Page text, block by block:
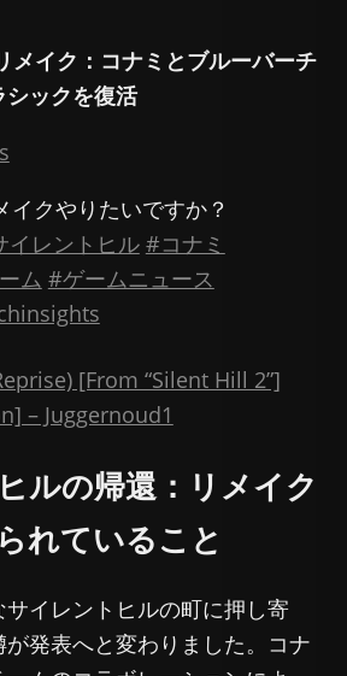
メイク：コナミとブルーバーチ
シックを復活
クやりたいですか？
イレントヒル #コナミ
ム #ゲームニュース
[From “Silent Hill 2”]
– Juggernoud1
ルの帰還：リメイク
れていること
イレントヒルの町に押し寄
発表へと変わりました。コナ